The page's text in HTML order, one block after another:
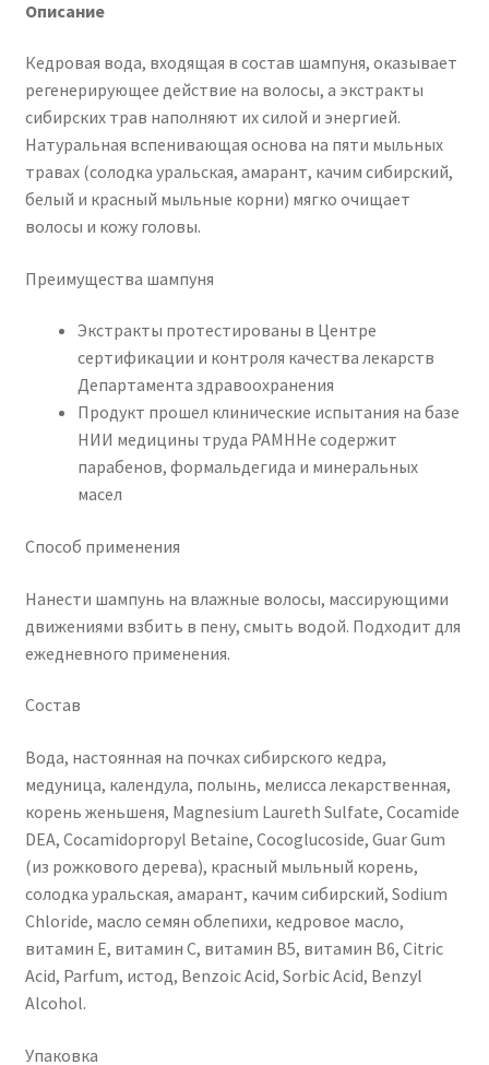
Описание
Кедровая вода, входящая в состав шампуня, оказывает
регенерирующее действие на волосы, а экстракты
сибирских трав наполняют их силой и энергией.
Натуральная вспенивающая основа на пяти мыльных
травах (солодка уральская, амарант, качим сибирский,
белый и красный мыльные корни) мягко очищает
волосы и кожу головы.
Преимущества шампуня
Экстракты протестированы в Центре
сертификации и контроля качества лекарств
Департамента здравоохранения
Продукт прошел клинические испытания на базе
НИИ медицины труда РАМННе содержит
парабенов, формальдегида и минеральных
масел
Способ применения
Нанести шампунь на влажные волосы, массирующими
движениями взбить в пену, смыть водой. Подходит для
ежедневного применения.
Состав
Вода, настоянная на почках сибирского кедра,
медуница, календула, полынь, мелисса лекарственная,
корень женьшеня, Magnesium Laureth Sulfate, Cocamide
DEA, Cocamidopropyl Betaine, Cocoglucoside, Guar Gum
(из рожкового дерева), красный мыльный корень,
солодка уральская, амарант, качим сибирский, Sodium
Chloride, масло семян облепихи, кедровое масло,
витамин Е, витамин С, витамин В5, витамин В6, Citric
Acid, Parfum, истод, Benzoic Acid, Sorbic Acid, Benzyl
Alcohol.
Упаковка